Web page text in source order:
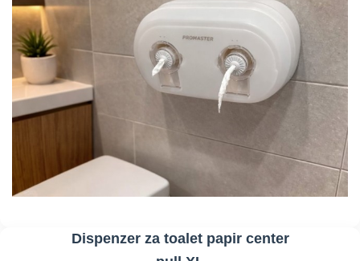
Dispenzer za toalet papir center